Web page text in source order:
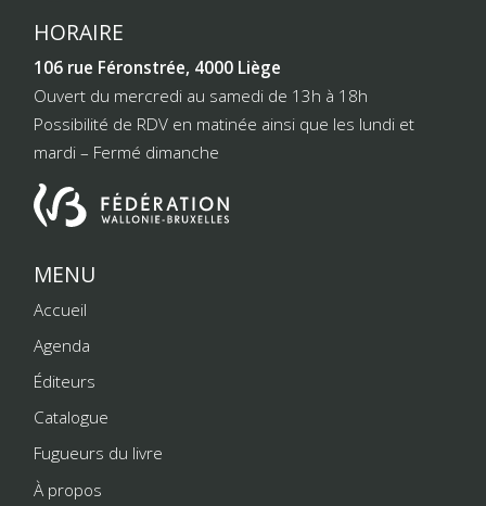
HORAIRE
106 rue Féronstrée, 4000 Liège
Ouvert du mercredi au samedi de 13h à 18h
Possibilité de RDV en matinée ainsi que les lundi et
mardi – Fermé dimanche
MENU
Accueil
Agenda
Éditeurs
Catalogue
Fugueurs du livre
À propos